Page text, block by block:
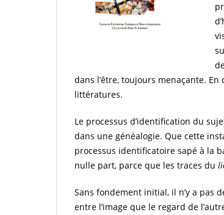
dans l’être, toujours menaçante.
littératures.
Le processus d’identification du
dans une généalogie. Que cette
processus identificatoire sapé à la
nulle part, parce que les traces du
Sans fondement initial, il n’y a pas
entre l’image que le regard de